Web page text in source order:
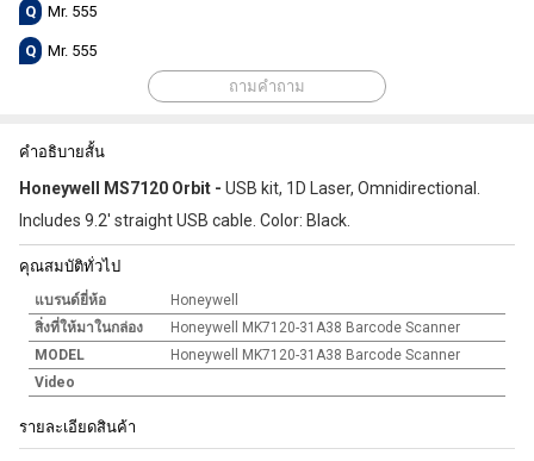
Q Mr. 555
Q
Mr. 555
ถามคำถาม
คำอธิบายสั้น
Honeywell MS7120 Orbit - USB kit, 1D Laser, Omnidirectional.
Includes 9.2' straight USB cable. Color: Black.
คุณสมบัติทั่วไป
แบรนด์ยี่ห้อ
Honeywell
สิ่งที่ให้มาในกล่อง
Honeywell MK7120-31A38 Barcode Scanner
MODEL
Honeywell MK7120-31A38 Barcode Scanner
Video
รายละเอียดสินค้า